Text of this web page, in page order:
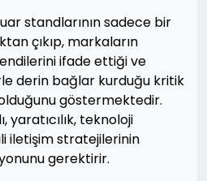
standlarının sadece bir
çıkıp, markaların
ifade ettiği ve
derin bağlar kurduğu kritik
göstermektedir.
yaratıcılık, teknoloji
iletişim stratejilerinin
gerektirir.